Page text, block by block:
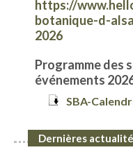
https://
botanique-d-
2026
Programme des
événements 202
SBA-
Dernières